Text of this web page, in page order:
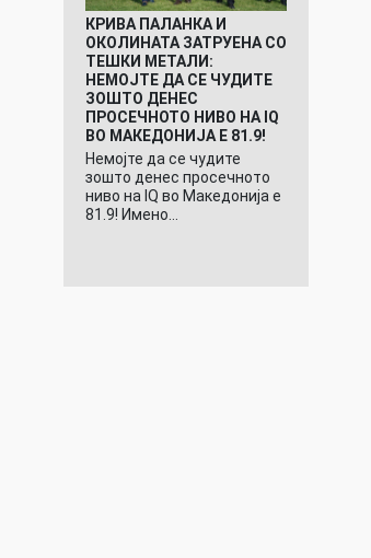
КРИВА ПАЛАНКА И
ОКОЛИНАТА ЗАТРУЕНА СО
ТЕШКИ МЕТАЛИ:
НЕМОЈТЕ ДА СЕ ЧУДИТЕ
ЗОШТО ДЕНЕС
ПРОСЕЧНОТО НИВО НА IQ
ВО МАКЕДОНИЈА Е 81.9!
Немојте да се чудите
зошто денес просечното
ниво на IQ во Македонија е
81.9! Имено…